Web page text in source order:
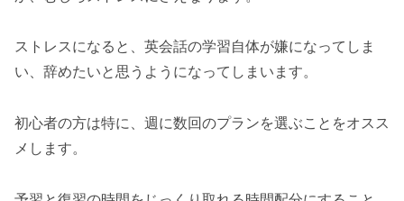
ストレスになると、英会話の学習自体が嫌になってしま
い、辞めたいと思うようになってしまいます。
初心者の方は特に、週に数回のプランを選ぶことをオスス
メします。